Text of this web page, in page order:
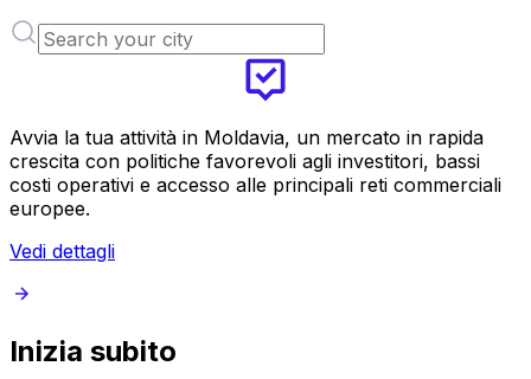
Avvia la tua attività in Moldavia, un mercato in rapida
crescita con politiche favorevoli agli investitori, bassi
costi operativi e accesso alle principali reti commerciali
europee.
Vedi dettagli
Inizia subito